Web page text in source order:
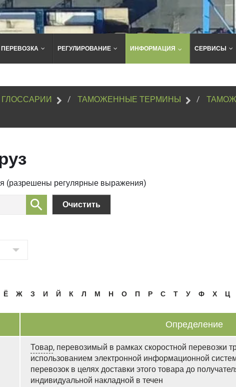
ПЕРЕВОЗКА РЕГУЛИРОВАНИЕ ИНФОРМАЦИЯ СЕРВИСЫ
ГЛОССАРИИ ТАМОЖЕННЫЕ ТЕРМИНЫ
(разрешены регулярные выражения)
Ё Ж З И Й К Л М Н О П Р С Т У Ф Х Ц
Определение
Товар, перевозимый в рамках скоростной перевозки
использованием электронной информационной
перевозок в целях доставки этого товара до
индивидуальной накладной в течен